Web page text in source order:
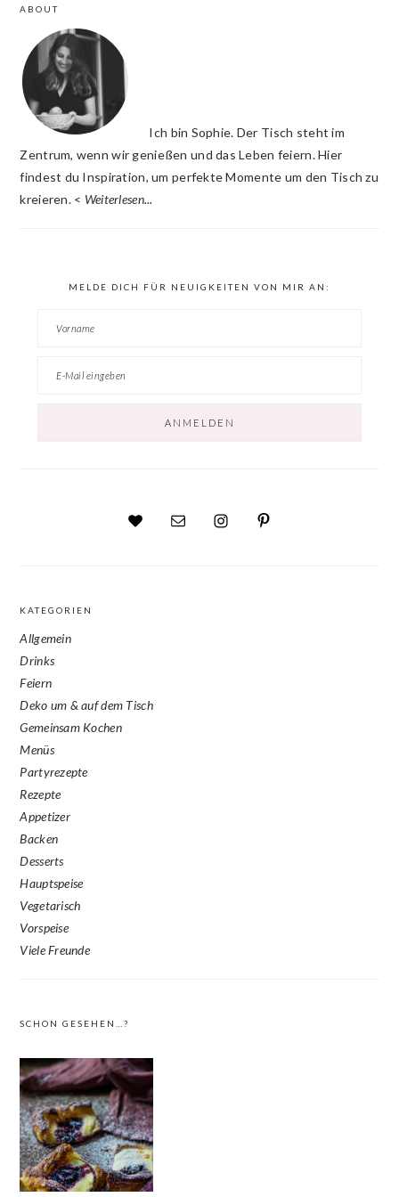
INTERACTIONS
SIDEBAR
ABOUT
Ich bin Sophie. Der Tisch steht im
Zentrum, wenn wir genießen und das Leben feiern. Hier
findest du Inspiration, um perfekte Momente um den Tisch zu
kreieren. < Weiterlesen...
MELDE DICH FÜR NEUIGKEITEN VON MIR AN:
KATEGORIEN
Allgemein
Drinks
Feiern
Deko um & auf dem Tisch
Gemeinsam Kochen
Menüs
Partyrezepte
Rezepte
Appetizer
Backen
Desserts
Hauptspeise
Vegetarisch
Vorspeise
Viele Freunde
SCHON GESEHEN…?